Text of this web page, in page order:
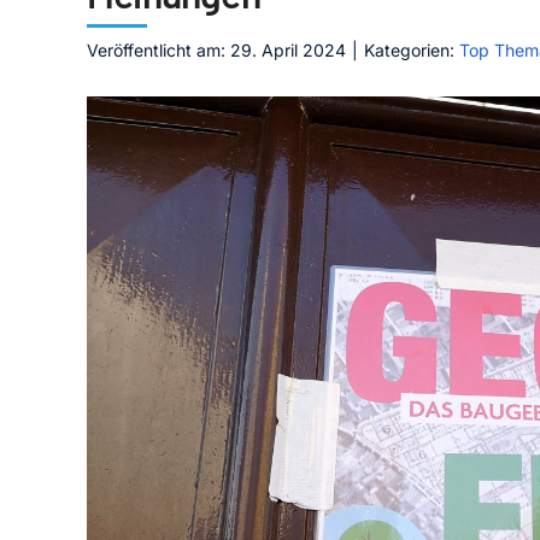
Veröffentlicht am: 29. April 2024 Kategorien: Top